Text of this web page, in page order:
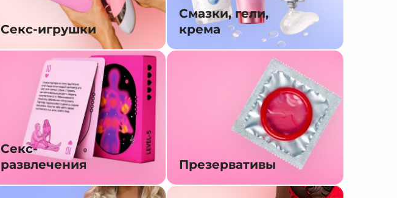
Секс-игрушки
Смазки, гели,
крема
Секс-
развлечения
Презервативы